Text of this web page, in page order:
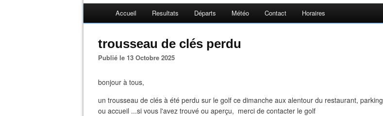
Accueil Resultats Départs Météo Contact Horaires
trousseau de clés perdu
Publié le 13 Octobre 2025
bonjour à tous,
un trousseau de clés à été perdu sur le golf ce dimanche aux alentour du restaurant, parking
ou accueil ...si vous l'avez trouvé ou aperçu, merci de contacter le golf